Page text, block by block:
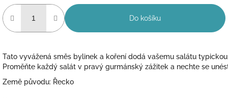
Do košíku
Tato vyvážená směs bylinek a koření dodá vašemu salátu
Proměňte každý salát v pravý gurmánský zážitek a nechte se
Země původu: Řecko